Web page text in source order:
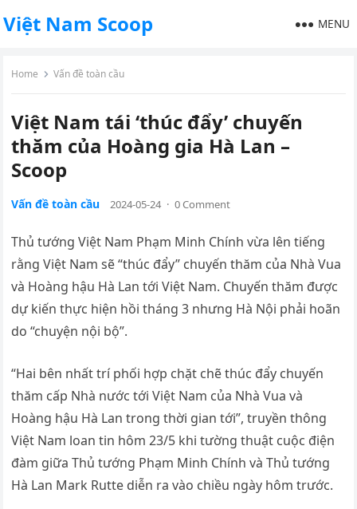
Việt Nam Scoop MENU
Home Vấn đề toàn cầu
Việt Nam tái ‘thúc đẩy’ chuyến
thăm của Hoàng gia Hà Lan –
Scoop
Vấn đề toàn cầu 2024-05-24 · 0 Comment
Thủ tướng Việt Nam Phạm Minh Chính vừa lên tiếng
rằng Việt Nam sẽ “thúc đẩy” chuyến thăm của Nhà Vua
và Hoàng hậu Hà Lan tới Việt Nam. Chuyến thăm được
dự kiến thực hiện hồi tháng 3 nhưng Hà Nội phải hoãn
do “chuyện nội bộ”.
“Hai bên nhất trí phối hợp chặt chẽ thúc đẩy chuyến
thăm cấp Nhà nước tới Việt Nam của Nhà Vua và
Hoàng hậu Hà Lan trong thời gian tới”, truyền thông
Việt Nam loan tin hôm 23/5 khi tường thuật cuộc điện
đàm giữa Thủ tướng Phạm Minh Chính và Thủ tướng
Hà Lan Mark Rutte diễn ra vào chiều ngày hôm trước.